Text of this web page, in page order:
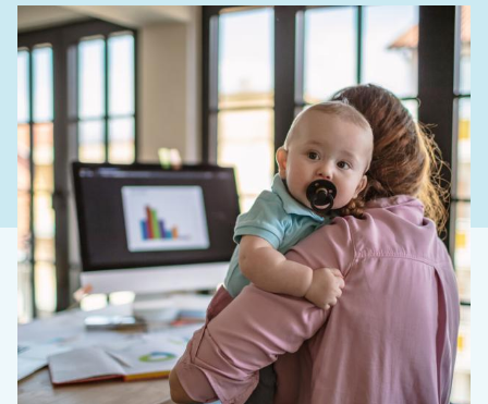
Untermenü
Untermenü
Untermenü